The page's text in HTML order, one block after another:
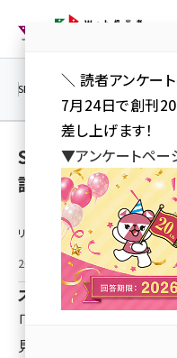
ン
seo (3523)
ai (2804)
youtube (2429)
note (2312)
SEO マーケティング／広告
SaaS比較サイト「
請求数ランキング
リリース情報提供元：
2026年5月14日 11:00
スマートキャンプ株式会
「名刺管理ソフト」「経費
見直しに向けて導入検討
＼ 読者アンケー
7月24日で創刊
差し上げます！
▼アンケートペー